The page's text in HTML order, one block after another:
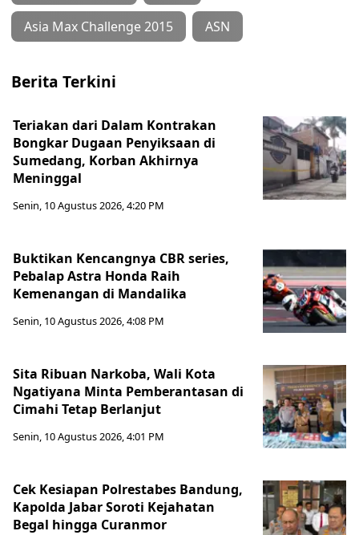
Asia Max Challenge 2015 ASN
Berita Terkini
Teriakan dari Dalam Kontrakan
Bongkar Dugaan Penyiksaan di
Sumedang, Korban Akhirnya
Meninggal
Senin, 10 Agustus 2026, 4:20 PM
Buktikan Kencangnya CBR series,
Pebalap Astra Honda Raih
Kemenangan di Mandalika
Senin, 10 Agustus 2026, 4:08 PM
Sita Ribuan Narkoba, Wali Kota
Ngatiyana Minta Pemberantasan di
Cimahi Tetap Berlanjut
Senin, 10 Agustus 2026, 4:01 PM
Cek Kesiapan Polrestabes Bandung,
Kapolda Jabar Soroti Kejahatan
Begal hingga Curanmor